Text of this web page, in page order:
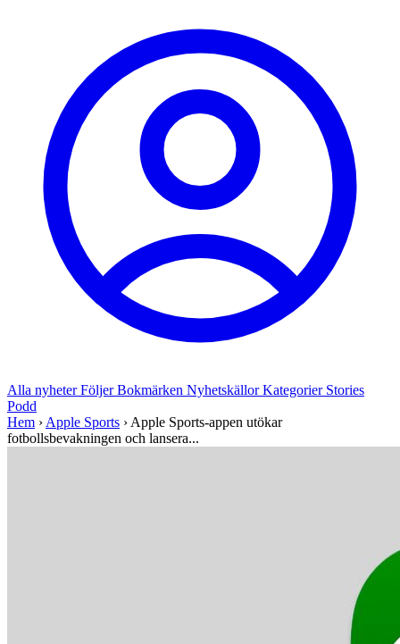
Alla nyheterFöljerBokmärken NyhetskällorKategorier Stories
Podd
Hem › Apple Sports › Apple Sports-appen utökar
fotbollsbevakningen och lansera...